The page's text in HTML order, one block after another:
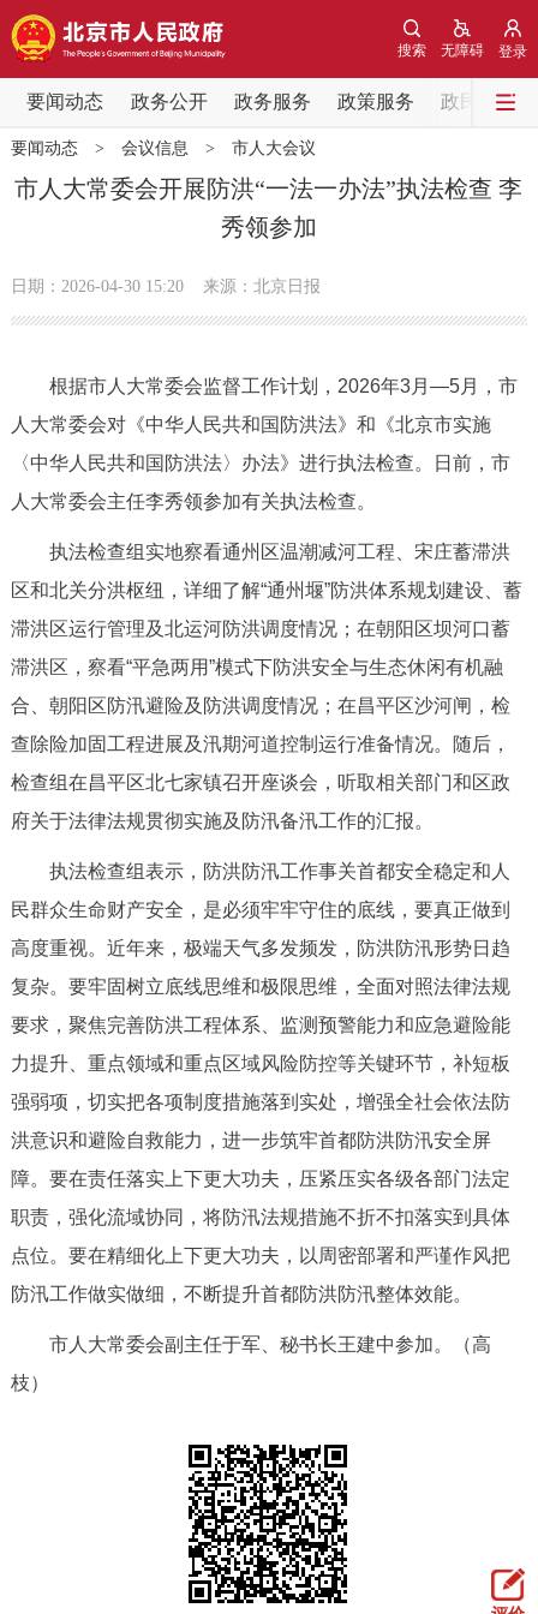
登录
无障碍
搜索
要闻动态 政务公开 政务服务 政策服务 政民互动
要闻动态
党中央精神 国务院信息
会议信息
市领导 机构职能 政策服务
政策兑现 政策解读
政务服务
中介服务 阳光政务
12345网上接诉即办 我要咨询 我要建议
参与调查 在线访谈 图说互动
北京概况 十六区概览 人文北京
绿色北京 图说北京 视频北京
ENGLISH 한국어 日本語
العربية
要闻动态> 会议信息 > 市人大会议
市人大常委会开展防洪“一法一办法”执法检查 李
秀领参加
日期：2026-04-30 15:20 来源：北京日报
根据市人大常委会监督工作计划，2026年3月—5月，市
人大常委会对《中华人民共和国防洪法》和《北京市实施
〈中华人民共和国防洪法〉办法》进行执法检查。日前，市
人大常委会主任李秀领参加有关执法检查。
执法检查组实地察看通州区温潮减河工程、宋庄蓄滞洪
区和北关分洪枢纽，详细了解“通州堰”防洪体系规划建设、蓄
滞洪区运行管理及北运河防洪调度情况；在朝阳区坝河口蓄
滞洪区，察看“平急两用”模式下防洪安全与生态休闲有机融
合、朝阳区防汛避险及防洪调度情况；在昌平区沙河闸，检
查除险加固工程进展及汛期河道控制运行准备情况。随后，
检查组在昌平区北七家镇召开座谈会，听取相关部门和区政
府关于法律法规贯彻实施及防汛备汛工作的汇报。
执法检查组表示，防洪防汛工作事关首都安全稳定和人
民群众生命财产安全，是必须牢牢守住的底线，要真正做到
高度重视。近年来，极端天气多发频发，防洪防汛形势日趋
复杂。要牢固树立底线思维和极限思维，全面对照法律法规
要求，聚焦完善防洪工程体系、监测预警能力和应急避险能
力提升、重点领域和重点区域风险防控等关键环节，补短板
强弱项，切实把各项制度措施落到实处，增强全社会依法防
洪意识和避险自救能力，进一步筑牢首都防洪防汛安全屏
障。要在责任落实上下更大功夫，压紧压实各级各部门法定
职责，强化流域协同，将防汛法规措施不折不扣落实到具体
点位。要在精细化上下更大功夫，以周密部署和严谨作风把
防汛工作做实做细，不断提升首都防洪防汛整体效能。
市人大常委会副主任于军、秘书长王建中参加。（高
枝）